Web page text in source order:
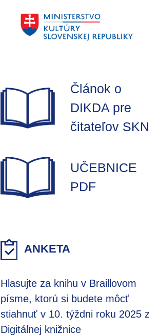
Článok o
DIKDA pre
čitateľov SKN
UČEBNICE
PDF
ANKETA
Hlasujte za knihu v Braillovom
písme, ktorú si budete môcť
stiahnuť v 10. týždni roku 2025 z
Digitálnej knižnice